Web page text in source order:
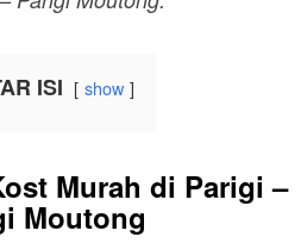
ISI show
Murah di Parigi –
Moutong